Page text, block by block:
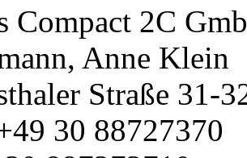
Compact 2C
Anne Klein
Straße 31-
30 88727370